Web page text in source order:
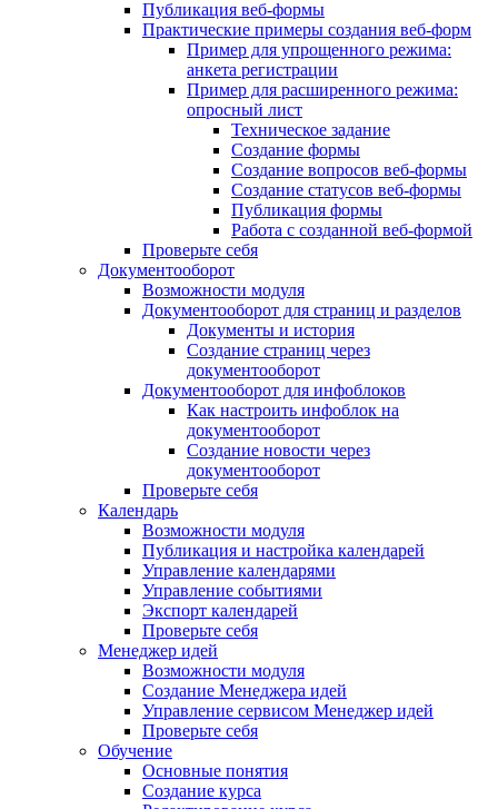
Публикация веб-формы
Практические примеры создания веб-форм
Пример для упрощенного режима:
анкета регистрации
Пример для расширенного режима:
опросный лист
Техническое задание
Создание формы
Создание вопросов веб-формы
Создание статусов веб-формы
Публикация формы
Работа с созданной веб-формой
Проверьте себя
Документооборот
Возможности модуля
Документооборот для страниц и разделов
Документы и история
Создание страниц через
документооборот
Документооборот для инфоблоков
Как настроить инфоблок на
документооборот
Создание новости через
документооборот
Проверьте себя
Календарь
Возможности модуля
Публикация и настройка календарей
Управление календарями
Управление событиями
Экспорт календарей
Проверьте себя
Менеджер идей
Возможности модуля
Создание Менеджера идей
Управление сервисом Менеджер идей
Проверьте себя
Обучение
Основные понятия
Создание курса